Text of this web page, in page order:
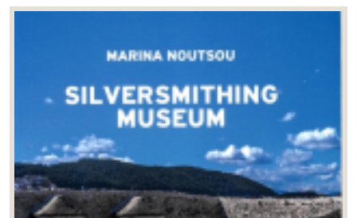
Φαίη Τζανετουλάκου(0)
Φίλιππος Κατσιγιάννης(8)
Χαράλαμπος Μπακιρτζής
Χαράλαμπος Μπούρας (0)
Χάρη Μπέλλου (0)